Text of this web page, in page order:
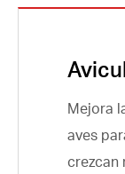
Mejora
aves
crezcan